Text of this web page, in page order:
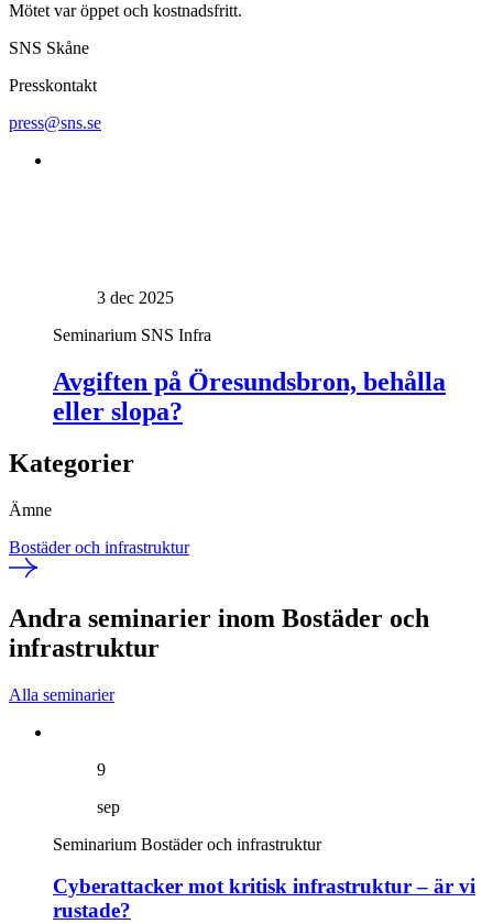
Mötet var öppet och kostnadsfritt.
SNS Skåne
Presskontakt
press@sns.se
3 dec 2025
Seminarium SNS Infra
Avgiften på Öresundsbron, behålla
eller slopa?
Kategorier
Ämne
Bostäder och infrastruktur
Andra seminarier inom Bostäder och
infrastruktur
Alla seminarier
9
sep
Seminarium Bostäder och infrastruktur
Cyberattacker mot kritisk infrastruktur – är vi
rustade?